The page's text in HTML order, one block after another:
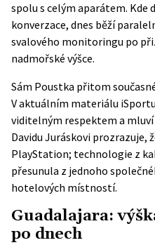
spolu s celým aparátem. Kde
konverzace, dnes běží
svalového monitoringu po
nadmořské výšce.
Sám Poustka přitom
V aktuálním materiálu iSportu
viditelným respektem a mluví
Davidu Juráskovi prozrazuje,
PlayStation; technologie z
přesunula z jednoho
hotelových místností.
Guadalajara:
po dnech